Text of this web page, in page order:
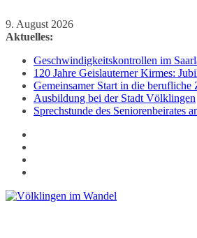
Zum
Inhalt
9. August 2026
Aktuelles:
Geschwindigkeitskontrollen im
120 Jahre Geislauterner Kirmes:
Gemeinsamer Start in die
Ausbildung bei der Stadt Völklingen
Sprechstunde des Seniorenbeirates